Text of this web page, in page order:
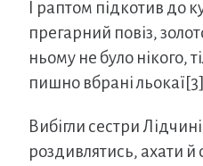
І раптом підкотив до
прегарний повіз,
ньому не було нікого,
пишно вбрані
Вибігли сестри
роздивлятись, ахати й